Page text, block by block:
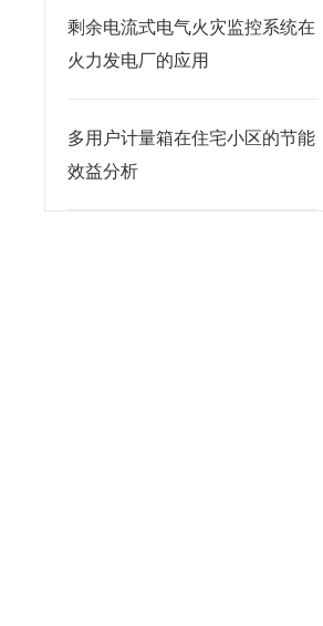
剩余电流式电气火灾监控系统在
火力发电厂的应用
多用户计量箱在住宅小区的节能
效益分析